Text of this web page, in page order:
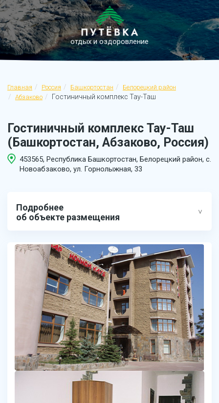
отдых и оздоровление
Главная Россия Башкортостан
Белорецкий район
Абзаково
Гостиничный комплекс Тау-Таш
Гостиничный комплекс Тау-Таш
(Башкортостан, Абзаково, Россия)
453565, Республика Башкортостан, Белорецкий район, с.
Новоабзаково, ул. Горнолыжная, 33
Подробнее
об объекте размещения